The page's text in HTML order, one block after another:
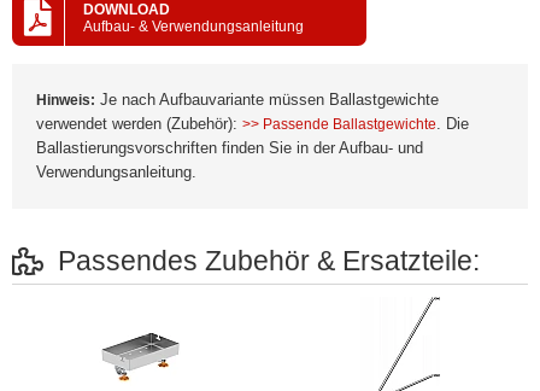
DOWNLOAD
Aufbau- & Verwendungsanleitung
Hinweis: Je nach Aufbauvariante müssen Ballastgewichte
verwendet werden (Zubehör): >> Passende Ballastgewichte. Die
Ballastierungsvorschriften finden Sie in der Aufbau- und
Verwendungsanleitung.
Passendes Zubehör & Ersatzteile: